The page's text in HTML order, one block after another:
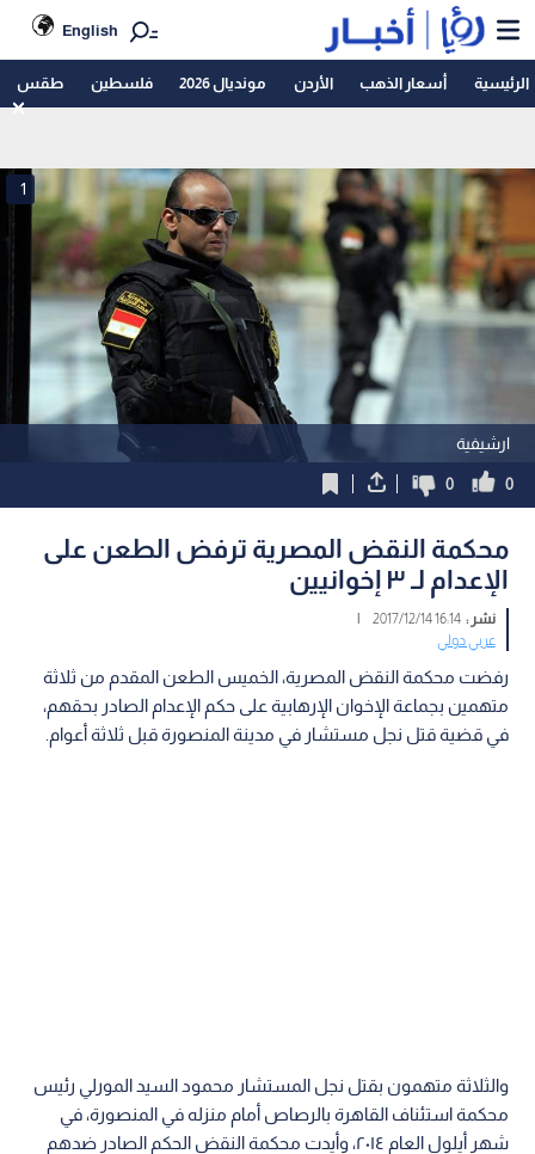
English
الرئيسية أسعار الذهب الأردن مونديال 2026 فلسطين طقس
ارشيفية
1
0
0
محكمة النقض المصرية ترفض الطعن على
الإعدام لـ ٣ إخوانيين
نشر :16:14 2017/12/14
|
عربي دولي
رفضت محكمة النقض المصرية، الخميس الطعن المقدم من ثلاثة
متهمين بجماعة الإخوان الإرهابية على حكم الإعدام الصادر بحقهم،
في قضية قتل نجل مستشار في مدينة المنصورة قبل ثلاثة أعوام.
والثلاثة متهمون بقتل نجل المستشار محمود السيد المورلي رئيس
محكمة استئناف القاهرة بالرصاص أمام منزله في المنصورة، في
شهر أيلول العام ٢٠١٤، وأيدت محكمة النقض الحكم الصادر ضدهم